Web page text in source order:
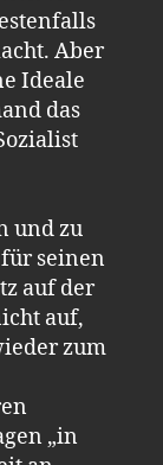
Aber
Ideale
das
und zu
seinen
auf der
auf,
zum
„in